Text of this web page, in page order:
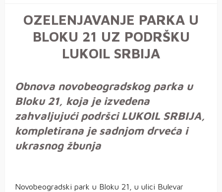
OZELENJAVANJE PARKA U
BLOKU 21 UZ PODRŠKU
LUKOIL SRBIJA
Obnova novobeogradskog parka u
Bloku 21, koja je izvedena
zahvaljujući podršci LUKOIL SRBIJA,
kompletirana je sadnjom drveća i
ukrasnog žbunja
Novobeogradski park u Bloku 21, u ulici Bulеvаr